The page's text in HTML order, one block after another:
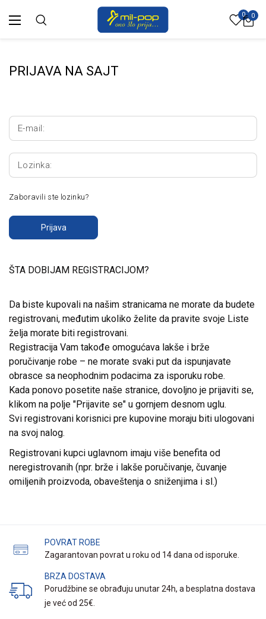
0 0
PRIJAVA NA SAJT
E-mail:
Lozinka:
Zaboravili ste lozinku?
Prijava
ŠTA DOBIJAM REGISTRACIJOM?
Da biste kupovali na našim stranicama ne morate da budete
registrovani, međutim ukoliko želite da pravite svoje Liste
želja morate biti registrovani.
Registracija Vam takođe omogućava lakše i brže
poručivanje robe – ne morate svaki put da ispunjavate
obrasce sa neophodnim podacima za isporuku robe.
Kada ponovo posetite naše stranice, dovoljno je prijaviti se,
klikom na polje "Prijavite se" u gornjem desnom uglu.
Svi registrovani korisnici pre kupovine moraju biti ulogovani
na svoj nalog.
Registrovani kupci uglavnom imaju više benefita od
neregistrovanih (npr. brže i lakše poručivanje, čuvanje
omiljenih proizvoda, obaveštenja o sniženjima i sl.)
POVRAT ROBE
Zagarantovan povrat u roku od 14 dana od isporuke.
BRZA DOSTAVA
Porudžbine se obrađuju unutar 24h, a besplatna dostava
je već od 25€.